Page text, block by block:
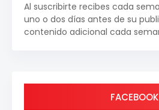
Al suscribirte recibes cada
uno o dos días antes de su
contenido adicional cada
FACEBOOK